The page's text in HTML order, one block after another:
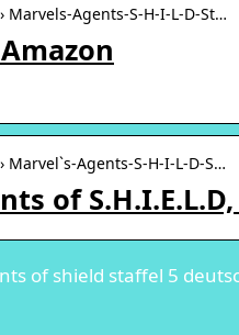
Marvels-Agents-S-H-I-L-D-St…
Marvel`s-Agents-S-H-I-L-D-S…
of
of shield staffel 5